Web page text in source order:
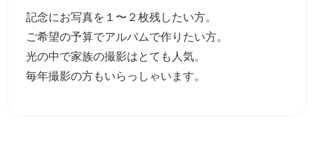
記念にお写真を１〜２枚残したい方。
ご希望の予算でアルバムで作りたい方。
光の中で家族の撮影はとても人気。
毎年撮影の方もいらっしゃいます。